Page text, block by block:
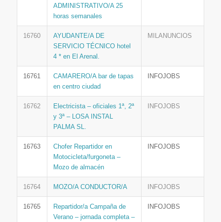
ADMINISTRATIVO/A 25
horas semanales
16760
AYUDANTE/A DE
SERVICIO TÉCNICO hotel
4 * en El Arenal.
MILANUNCIOS
16761
CAMARERO/A bar de tapas
en centro ciudad
INFOJOBS
16762
Electricista – oficiales 1ª, 2ª
y 3ª – LOSA INSTAL
PALMA SL.
INFOJOBS
16763
Chofer Repartidor en
Motocicleta/furgoneta –
Mozo de almacén
INFOJOBS
16764 MOZO/A CONDUCTOR/A INFOJOBS
16765
Repartidor/a Campaña de
Verano – jornada completa –
INFOJOBS